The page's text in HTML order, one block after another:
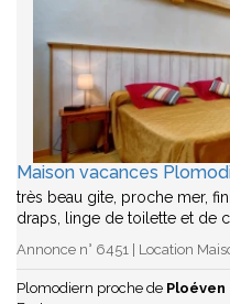
Maison vacances
très beau gite, proche mer,
draps, linge de toilette et de
Annonce n° 6451 | Location
Plomodiern proche de Ploéven